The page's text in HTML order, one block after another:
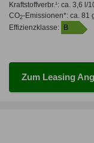
Kraftstoffverbr.¹: ca. 3,6 l/
CO2-Emissionen*: ca. 81
Effizienzklasse:
B
Zum Leasing